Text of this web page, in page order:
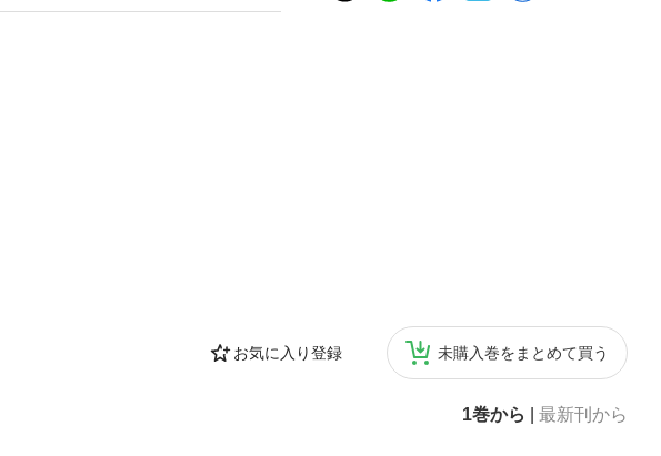
お気に入り登録 未購入巻をまとめて買う
1巻から 最新刊から